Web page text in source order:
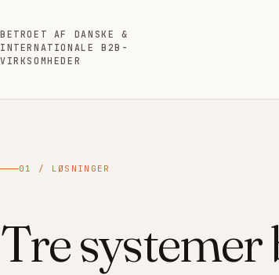
BETROET AF DANSKE &
INTERNATIONALE B2B-
VIRKSOMHEDER
01 / LØSNINGER
Tre systemer